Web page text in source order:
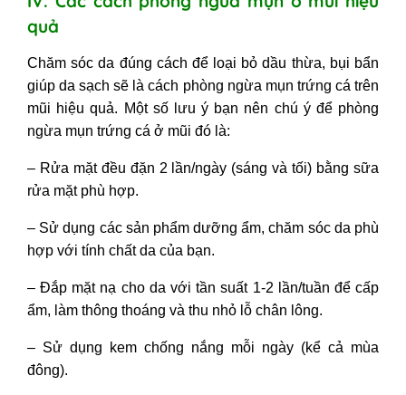
quả
Chăm sóc da đúng cách để loại bỏ dầu thừa, bụi bẩn
giúp da sạch sẽ là cách phòng ngừa mụn trứng cá trên
mũi hiệu quả. Một số lưu ý bạn nên chú ý để phòng
ngừa mụn trứng cá ở mũi đó là:
– Rửa mặt đều đặn 2 lần/ngày (sáng và tối) bằng sữa
rửa mặt phù hợp.
– Sử dụng các sản phẩm dưỡng ẩm, chăm sóc da phù
hợp với tính chất da của bạn.
– Đắp mặt nạ cho da với tần suất 1-2 lần/tuần để cấp
ẩm, làm thông thoáng và thu nhỏ lỗ chân lông.
– Sử dụng kem chống nắng mỗi ngày (kể cả mùa
đông).